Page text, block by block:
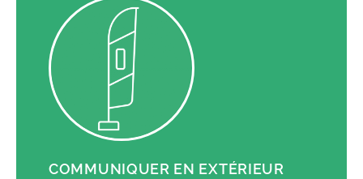
COMMUNIQUER EN EXTÉRIEUR